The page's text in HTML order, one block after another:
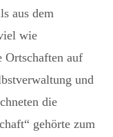
aus dem
wie
Ortschaften auf
und
die
gehörte zum